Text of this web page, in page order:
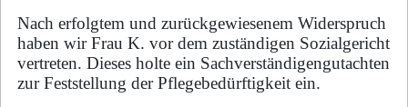
Nach erfolgtem und zurückgewiesenem Widerspruch
haben wir Frau K. vor dem zuständigen Sozialgericht
vertreten. Dieses holte ein Sachverständigengutachten
zur Feststellung der Pflegebedürftigkeit ein.